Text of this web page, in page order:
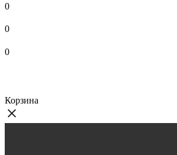
0
0
0
Корзина